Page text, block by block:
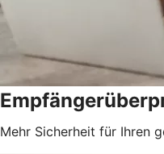
Mehr Sicherheit für Ihren